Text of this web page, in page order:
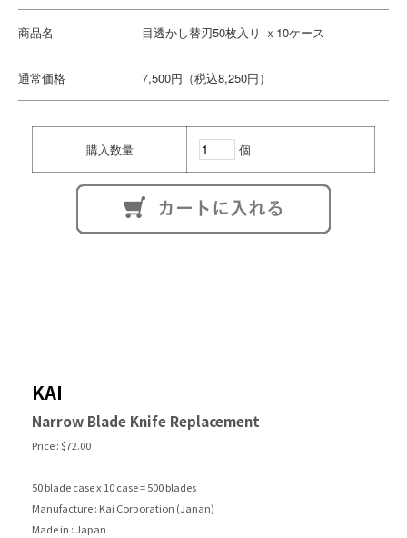
Cadillac
FORD
Tesla
Jeep
フランス
商品名 目透かし替刃50枚入り ｘ10ケース
通常価格 7,500円（税込8,250円）
購入数量 個
KAI
Narrow Blade Knife Replacement
Price : $72.00
50 blade case x 10 case = 500 blades
Manufacture : Kai Corporation (Janan)
Made in : Japan